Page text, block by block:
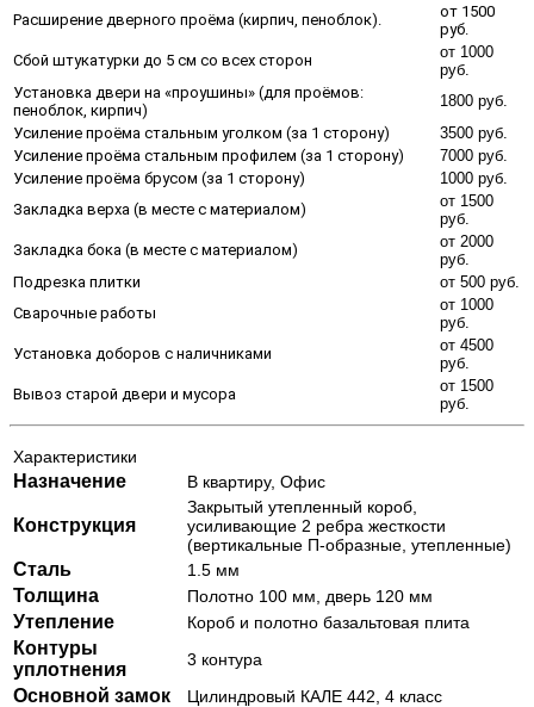
Расширение дверного проёма (кирпич, пеноблок).
от 1500
руб.
Сбой штукатурки до 5 см со всех сторон
от 1000
руб.
Установка двери на «проушины» (для проёмов:
пеноблок, кирпич)
1800 руб.
Усиление проёма стальным уголком (за 1 сторону)
3500 руб.
Усиление проёма стальным профилем (за 1 сторону)
7000 руб.
Усиление проёма брусом (за 1 сторону)
1000 руб.
Закладка верха (в месте с материалом)
от 1500
руб.
Закладка бока (в месте с материалом)
от 2000
руб.
Подрезка плитки
от 500 руб.
Сварочные работы
от 1000
руб.
Установка доборов с наличниками
от 4500
руб.
Вывоз старой двери и мусора
от 1500
руб.
Характеристики
Назначение В квартиру, Офис
Конструкция
Закрытый утепленный короб,
усиливающие 2 ребра жесткости
(вертикальные П-образные, утепленные)
Сталь 1.5 мм
Толщина Полотно 100 мм, дверь 120 мм
Утепление Короб и полотно базальтовая плита
Контуры
уплотнения
3 контура
Основной замок Цилиндровый КАЛЕ 442, 4 класс